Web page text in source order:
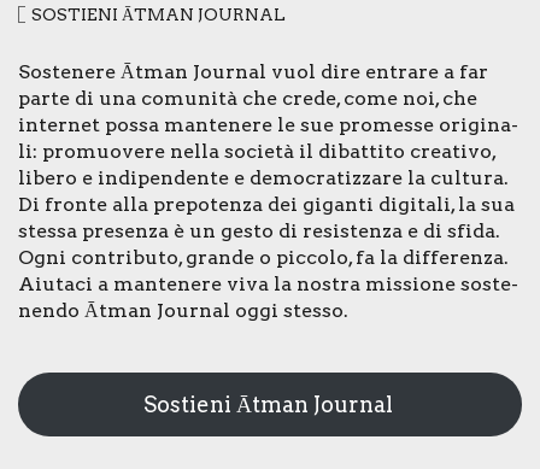
SOSTIE­NI ĀTMAN JOUR­NAL
Soste­ne­re Ātman Jour­nal vuol dire entra­re a far
par­te di una comu­ni­tà che cre­de, come noi, che
inter­net pos­sa man­te­ne­re le sue pro­mes­se ori­gi­na­
li: pro­muo­ve­re nel­la socie­tà il dibat­ti­to crea­ti­vo,
libe­ro e indi­pen­den­te e demo­cra­tiz­za­re la cul­tu­ra.
Di fron­te alla pre­po­ten­za dei gigan­ti digi­ta­li, la sua
stes­sa pre­sen­za è un gesto di resi­sten­za e di sfi­da.
Ogni con­tri­bu­to, gran­de o pic­co­lo, fa la dif­fe­ren­za.
Aiu­ta­ci a man­te­ne­re viva la nostra mis­sio­ne soste­
nen­do Ātman Jour­nal oggi stes­so.
Sostieni Ātman Journal